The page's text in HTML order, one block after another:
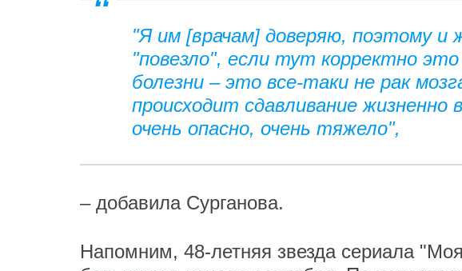
"Я им [врачам] доверяю, поэтому и
"повезло", если тут корректно это
болезни – это все-таки не рак
происходит сдавливание
очень опасно, очень тяжело",
– добавила Сурганова.
Напомним, 48-летняя звезда сериала